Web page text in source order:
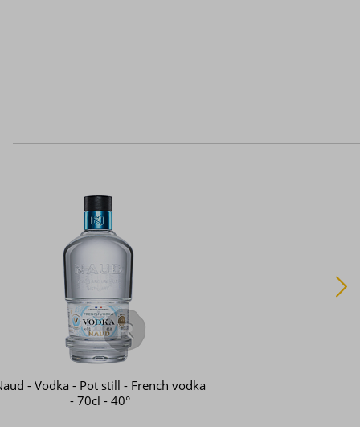
Squadron 303 - Vodka - Réservoir
Auxiliaire - 70cl - 40°